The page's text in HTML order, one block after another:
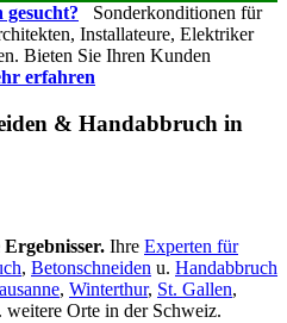
Sonderkonditionen für
Installateure, Elektriker
Bieten Sie Ihren Kunden
erfahren
& Handabbruch in
Ihre Experten für
, Betonschneiden u. Handabbruch
, Winterthur, St. Gallen,
weitere Orte in der Schweiz.